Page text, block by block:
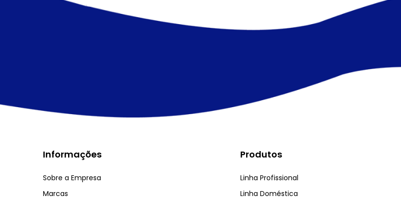
Informações
Sobre a Empresa
Marcas
Produtos
Linha Profissional
Linha Doméstica